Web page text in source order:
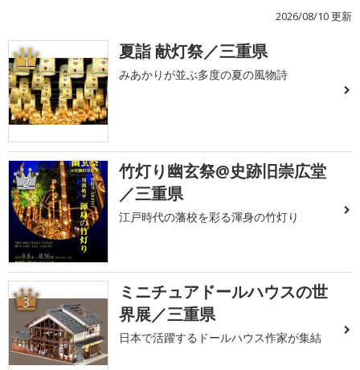
2026/08/10 更新
1 夏詣 献灯祭／三重県
みあかりが並ぶ多度の夏の風物詩
2
竹灯り幽玄祭@史跡旧崇広堂
／三重県
江戸時代の藩校を彩る渾身の竹灯り
3
ミニチュアドールハウスの世
界展／三重県
日本で活躍するドールハウス作家が集結